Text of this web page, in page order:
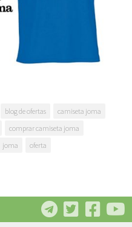
blog de ofertas
camiseta joma
comprar camiseta joma
joma oferta